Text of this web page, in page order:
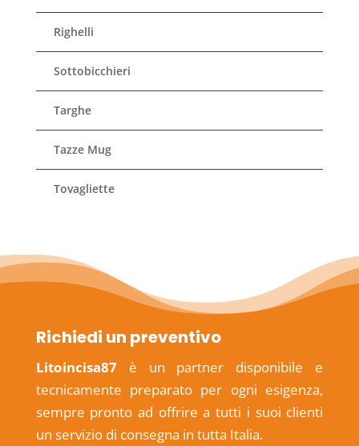
Righelli
Sottobicchieri
Targhe
Tazze Mug
Tovagliette
Richiedi un preventivo
Litoincisa87è un partner disponibile e
tecnicamente preparato per ogni esigenza,
sempre pronto ad offrire a tutti i suoi clienti
un servizio di consegna in tutta Italia.